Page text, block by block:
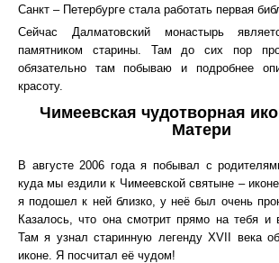
Санкт – Петербурге стала работать первая
Сейчас Далматовский монастырь
памятником старины. Там до сих пор
обязательно там побываю и подробнее
красоту.
Чимеевская чудотворная
Матери
В августе 2006 года я побывал с
куда мы ездили к Чимеевской святыне –
я подошел к ней близко, у неё был очень
Казалось, что она смотрит прямо на тебя и
Там я узнал старинную легенду XVII века
иконе. Я посчитал её чудом!